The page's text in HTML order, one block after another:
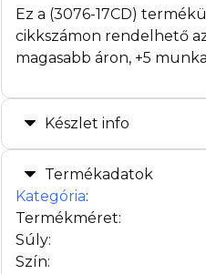
Készlet info
Ez a (3076-17CD)
cikkszámon rendelhető
magasabb áron, +5
Termékadatok
Kategória:
Termékméret:
Súly:
Szín: